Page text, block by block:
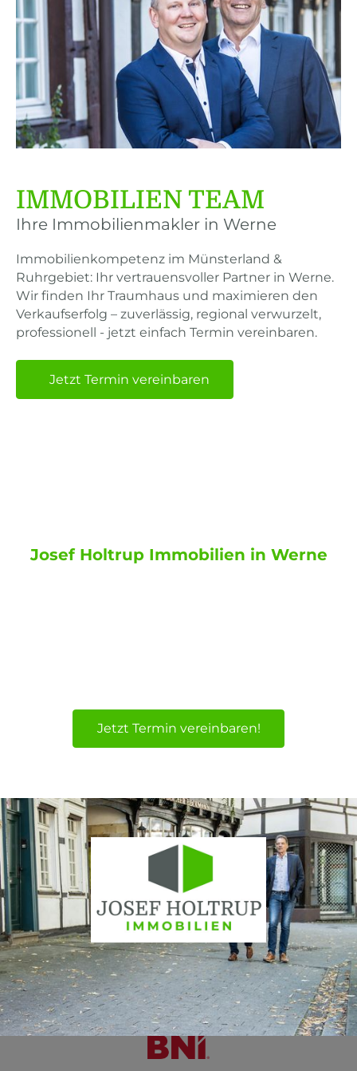
IMMOBILIEN TEAM
Ihre Immobilienmakler in Werne
Immobilienkompetenz im Münsterland &
Ruhrgebiet: Ihr vertrauensvoller Partner in Werne.
Wir finden Ihr Traumhaus und maximieren den
Verkaufserfolg – zuverlässig, regional verwurzelt,
professionell - jetzt einfach Termin vereinbaren.
Jetzt Termin vereinbaren
Josef Holtrup Immobilien in Werne
Jetzt Termin vereinbaren!